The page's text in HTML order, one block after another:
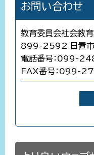
お問い合わせ
教育委員会社会教
899-2592 日置市
電話番号：099-
FAX番号：099-